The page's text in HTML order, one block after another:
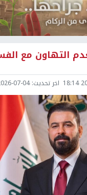
التهاون مع
اخر تحديث:07-04 18:28